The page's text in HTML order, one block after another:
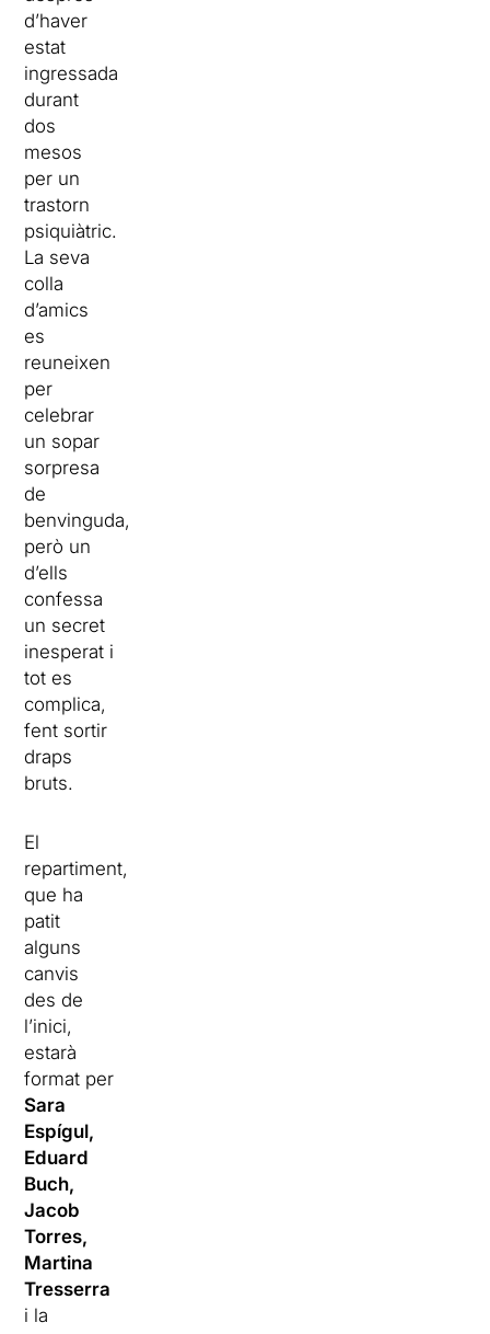
d’haver
estat
ingressada
durant
dos
mesos
per un
trastorn
psiquiàtric.
La seva
colla
d’amics
es
reuneixen
per
celebrar
un sopar
sorpresa
de
benvinguda,
però un
d’ells
confessa
un secret
inesperat i
tot es
complica,
fent sortir
draps
bruts.
El
repartiment,
que ha
patit
alguns
canvis
des de
l’inici,
estarà
format per
Sara
Espígul,
Eduard
Buch,
Jacob
Torres,
Martina
Tresserra
i la